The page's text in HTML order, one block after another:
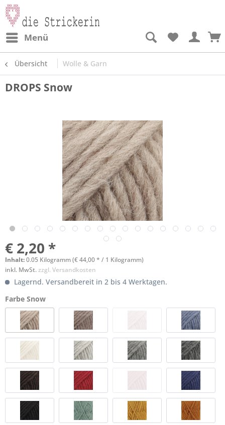
Menü
Übersicht Wolle & Garn
DROPS Snow
€ 2,20 *
Inhalt:0.05 Kilogramm (€ 44,00 * / 1 Kilogramm)
inkl. MwSt.zzgl. Versandkosten
Lagernd. Versandbereit in 2 bis 4 Werktagen.
Farbe Snow